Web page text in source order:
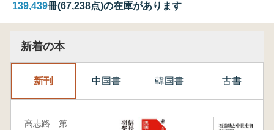
139,439冊(67,238点)の在庫があります
新着の本
新刊 中国書 韓国書 古書
高志路 第